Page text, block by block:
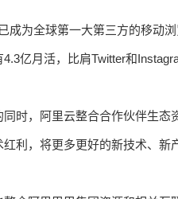
成为全球第一大第三方的移动
亿月活，比肩Twitter和
时，阿里云整合合作伙伴生
利，将更多更好的新技术、新